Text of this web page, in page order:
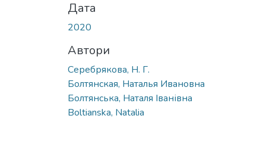
Дата
2020
Автори
Серебрякова, Н. Г.
Болтянская, Наталья Ивановна
Болтянська, Наталя Іванівна
Boltianska, Natalia